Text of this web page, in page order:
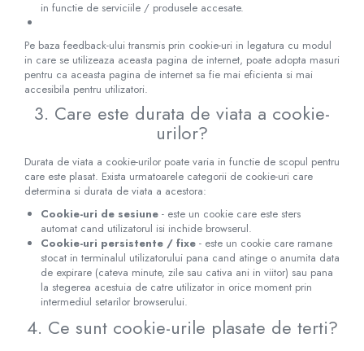
in functie de serviciile / produsele accesate.
Pe baza feedback-ului transmis prin cookie-uri in legatura cu modul
in care se utilizeaza aceasta pagina de internet, poate adopta masuri
pentru ca aceasta pagina de internet sa fie mai eficienta si mai
accesibila pentru utilizatori.
3. Care este durata de viata a cookie-
urilor?
Durata de viata a cookie-urilor poate varia in functie de scopul pentru
care este plasat. Exista urmatoarele categorii de cookie-uri care
determina si durata de viata a acestora:
Cookie-uri de sesiune - este un cookie care este sters
automat cand utilizatorul isi inchide browserul.
Cookie-uri persistente / fixe - este un cookie care ramane
stocat in terminalul utilizatorului pana cand atinge o anumita data
de expirare (cateva minute, zile sau cativa ani in viitor) sau pana
la stegerea acestuia de catre utilizator in orice moment prin
intermediul setarilor browserului.
4. Ce sunt cookie-urile plasate de terti?